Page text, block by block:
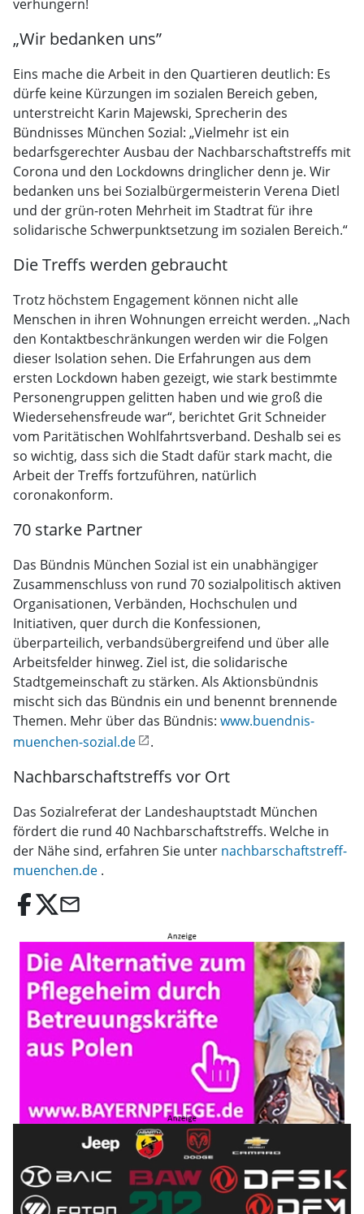
verhungern!
„Wir bedanken uns”
Eins mache die Arbeit in den Quartieren deutlich: Es
dürfe keine Kürzungen im sozialen Bereich geben,
unterstreicht Karin Majewski, Sprecherin des
Bündnisses München Sozial: „Vielmehr ist ein
bedarfsgerechter Ausbau der Nachbarschaftstreffs mit
Corona und den Lockdowns dringlicher denn je. Wir
bedanken uns bei Sozialbürgermeisterin Verena Dietl
und der grün-roten Mehrheit im Stadtrat für ihre
solidarische Schwerpunktsetzung im sozialen Bereich.“
Die Treffs werden gebraucht
Trotz höchstem Engagement können nicht alle
Menschen in ihren Wohnungen erreicht werden. „Nach
den Kontaktbeschränkungen werden wir die Folgen
dieser Isolation sehen. Die Erfahrungen aus dem
ersten Lockdown haben gezeigt, wie stark bestimmte
Personengruppen gelitten haben und wie groß die
Wiedersehensfreude war“, berichtet Grit Schneider
vom Paritätischen Wohlfahrtsverband. Deshalb sei es
so wichtig, dass sich die Stadt dafür stark macht, die
Arbeit der Treffs fortzuführen, natürlich
coronakonform.
70 starke Partner
Das Bündnis München Sozial ist ein unabhängiger
Zusammenschluss von rund 70 sozialpolitisch aktiven
Organisationen, Verbänden, Hochschulen und
Initiativen, quer durch die Konfessionen,
überparteilich, verbandsübergreifend und über alle
Arbeitsfelder hinweg. Ziel ist, die solidarische
Stadtgemeinschaft zu stärken. Als Aktionsbündnis
mischt sich das Bündnis ein und benennt brennende
Themen. Mehr über das Bündnis: www.buendnis-
muenchen-sozial.de
.
Nachbarschaftstreffs vor Ort
Das Sozialreferat der Landeshauptstadt München
fördert die rund 40 Nachbarschaftstreffs. Welche in
der Nähe sind, erfahren Sie unter nachbarschaftstreff-
muenchen.de .
email